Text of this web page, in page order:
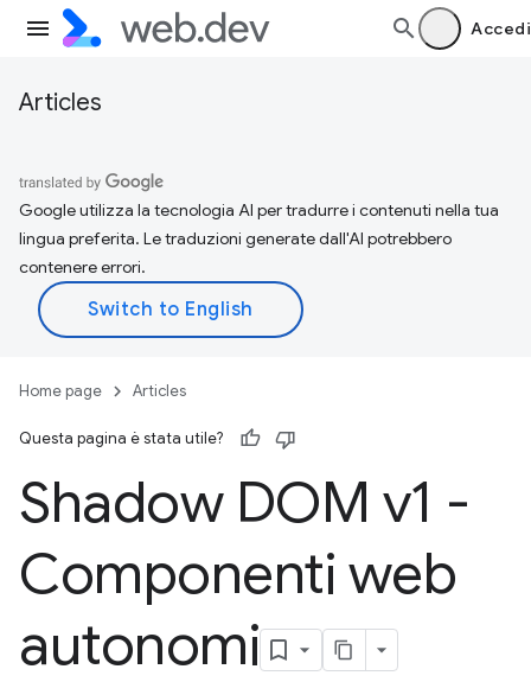
Accedi
Articles
Google utilizza la tecnologia AI per tradurre i contenuti nella tua
lingua preferita. Le traduzioni generate dall'AI potrebbero
contenere errori.
Home page Articles
Questa pagina è stata utile?
Shadow DOM v1 -
Componenti web
autonomi